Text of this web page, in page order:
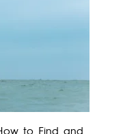
to Find and